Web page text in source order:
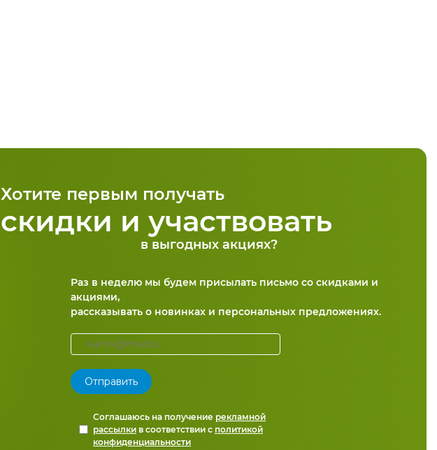
Хотите первым получать
скидки и участвовать
в выгодных акциях?
Раз в неделю мы будем присылать письмо со скидками и
акциями,
рассказывать о новинках и персональных предложениях.
Соглашаюсь на получение рекламной
рассылки в соответствии с политикой
конфиденциальности